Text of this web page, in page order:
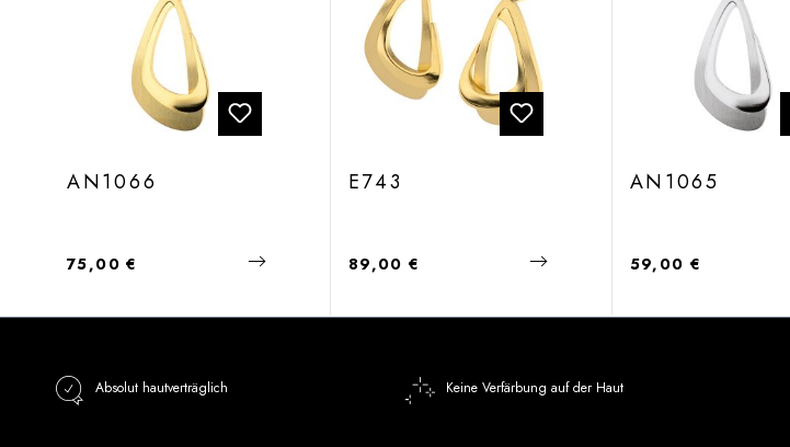
AN1066
Regulärer Preis:
75,00 €
E743
Regulärer Preis:
89,00 €
AN1065
Regulärer Preis:
59,00 €
Absolut hautverträglich Keine Verfärbung auf der Haut